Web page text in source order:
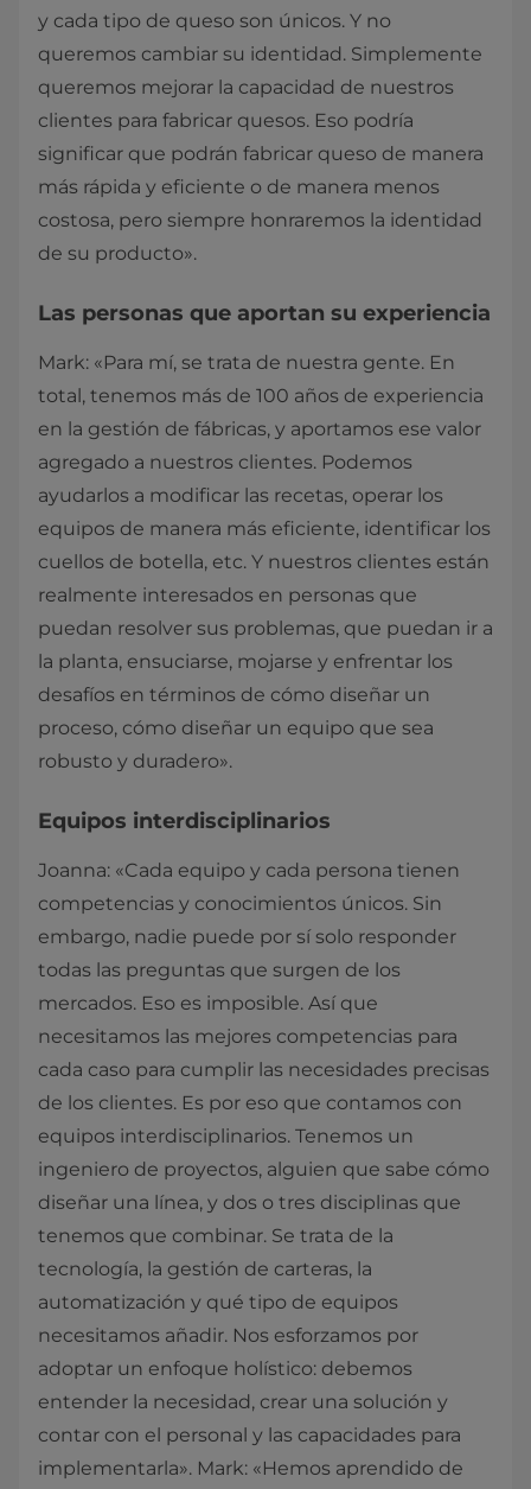
y cada tipo de queso son únicos. Y no
queremos cambiar su identidad. Simplemente
queremos mejorar la capacidad de nuestros
clientes para fabricar quesos. Eso podría
significar que podrán fabricar queso de manera
más rápida y eficiente o de manera menos
costosa, pero siempre honraremos la identidad
de su producto».
Las personas que aportan su experiencia
Mark: «Para mí, se trata de nuestra gente. En
total, tenemos más de 100 años de experiencia
en la gestión de fábricas, y aportamos ese valor
agregado a nuestros clientes. Podemos
ayudarlos a modificar las recetas, operar los
equipos de manera más eficiente, identificar los
cuellos de botella, etc. Y nuestros clientes están
realmente interesados en personas que
puedan resolver sus problemas, que puedan ir a
la planta, ensuciarse, mojarse y enfrentar los
desafíos en términos de cómo diseñar un
proceso, cómo diseñar un equipo que sea
robusto y duradero».
Equipos interdisciplinarios
Joanna: «Cada equipo y cada persona tienen
competencias y conocimientos únicos. Sin
embargo, nadie puede por sí solo responder
todas las preguntas que surgen de los
mercados. Eso es imposible. Así que
necesitamos las mejores competencias para
cada caso para cumplir las necesidades precisas
de los clientes. Es por eso que contamos con
equipos interdisciplinarios. Tenemos un
ingeniero de proyectos, alguien que sabe cómo
diseñar una línea, y dos o tres disciplinas que
tenemos que combinar. Se trata de la
tecnología, la gestión de carteras, la
automatización y qué tipo de equipos
necesitamos añadir. Nos esforzamos por
adoptar un enfoque holístico: debemos
entender la necesidad, crear una solución y
contar con el personal y las capacidades para
implementarla». Mark: «Hemos aprendido de